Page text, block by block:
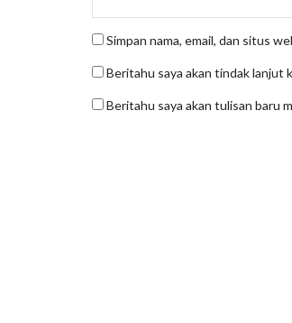
Simpan nama, email, dan situs
Beritahu saya akan tindak lanjut
Beritahu saya akan tulisan baru